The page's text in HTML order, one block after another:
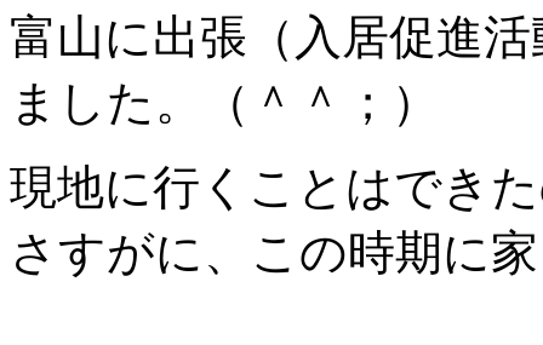
富山に出張（入居促進
ました。（＾＾；）
現地に行くことはでき
さすがに、この時期に